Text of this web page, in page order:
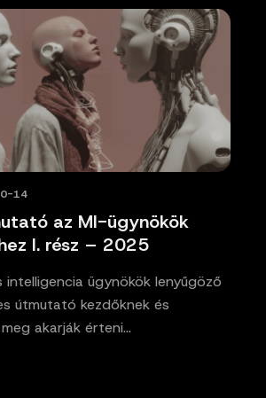
az MI-ügynökök
I. rész – 2025
14
intelligencia ügynökök lenyűgöző
útmutató kezdőknek és
akarják érteni…